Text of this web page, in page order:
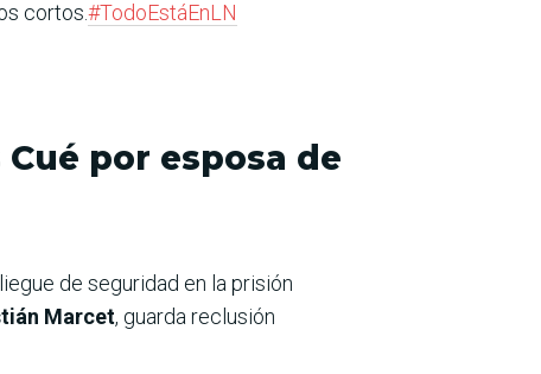
cortos.#TodoEstáEnLN
por esposa de
de seguridad en la prisión
Marcet, guarda reclusión